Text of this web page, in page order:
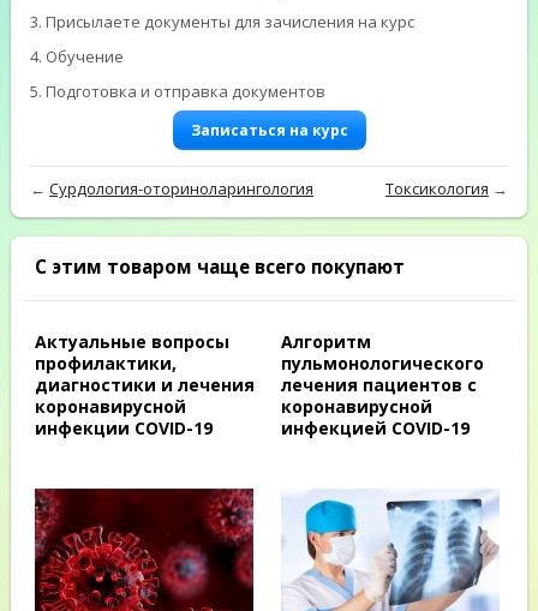
3. Присылаете документы для зачисления на курс
4. Обучение
5. Подготовка и отправка документов
Записаться на курс
←Сурдология-оториноларингология Токсикология →
С этим товаром чаще всего покупают
Актуальные вопросы
профилактики,
диагностики и лечения
коронавирусной
инфекции COVID-19
Алгоритм
пульмонологического
лечения пациентов с
коронавирусной
инфекцией COVID-19